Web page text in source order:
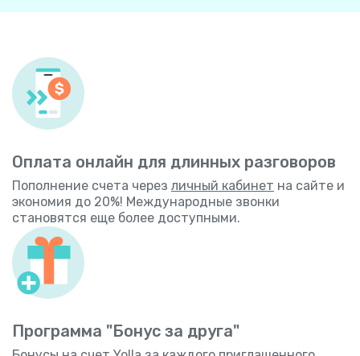
Оплата онлайн для длинных разговоров
Пополнение счета через личный кабинет на сайте и
экономия до 20%! Международные звонки
становятся еще более доступными.
Программа "Бонус за друга"